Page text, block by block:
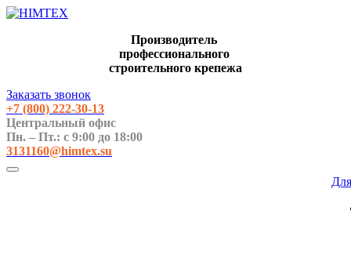
Производитель
профессионального
строительного крепежа
Заказать звонок
+7 (800) 222-30-13
Центральный офис
Пн. – Пт.: с 9:00 до 18:00
3131160@himtex.su